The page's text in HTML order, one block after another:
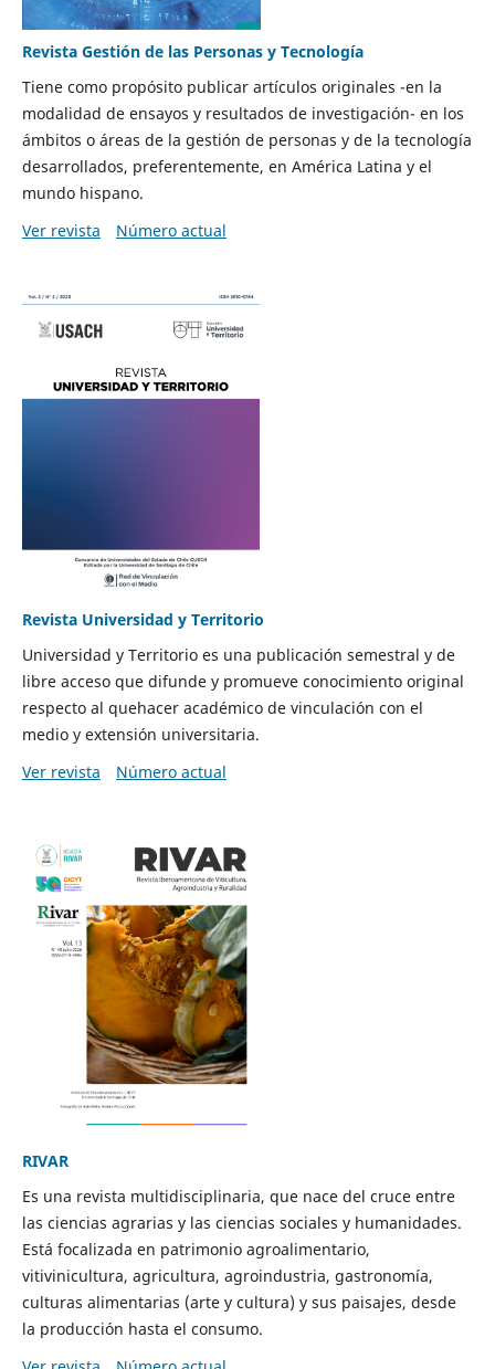
Revista Gestión de las Personas y Tecnología
Tiene como propósito publicar artículos originales -en la
modalidad de ensayos y resultados de investigación- en los
ámbitos o áreas de la gestión de personas y de la tecnología
desarrollados, preferentemente, en América Latina y el
mundo hispano.
Ver revista
Número actual
Revista Universidad y Territorio
Universidad y Territorio es una publicación semestral y de
libre acceso que difunde y promueve conocimiento original
respecto al quehacer académico de vinculación con el
medio y extensión universitaria.
Ver revista
Número actual
RIVAR
Es una revista multidisciplinaria, que nace del cruce entre
las ciencias agrarias y las ciencias sociales y humanidades.
Está focalizada en patrimonio agroalimentario,
vitivinicultura, agricultura, agroindustria, gastronomía,
culturas alimentarias (arte y cultura) y sus paisajes, desde
la producción hasta el consumo.